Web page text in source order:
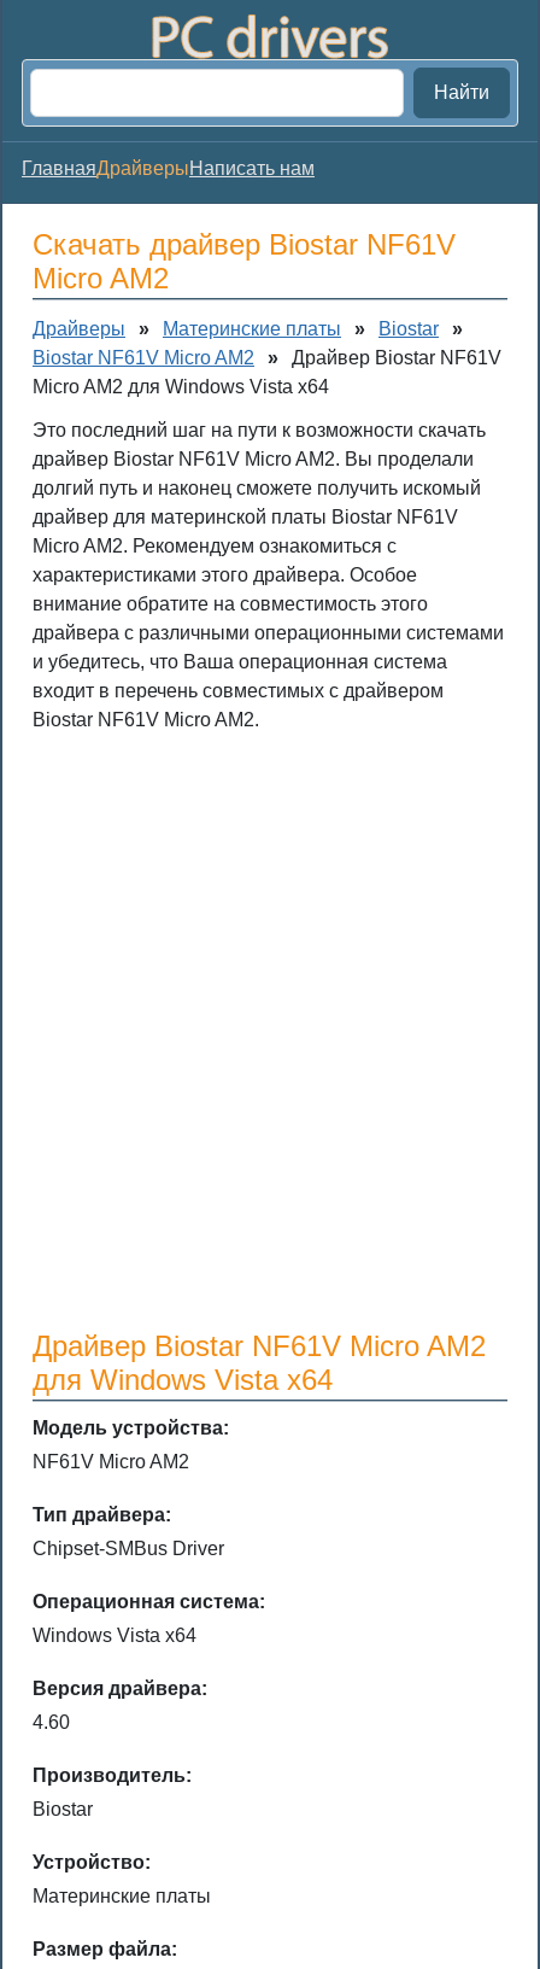
Найти
ГлавнаяДрайверыНаписать нам
Скачать драйвер Biostar NF61V
Micro AM2
Драйверы » Материнские платы » Biostar
»
Biostar NF61V Micro AM2
»
Драйвер Biostar NF61V
Micro AM2 для Windows Vista x64
Это последний шаг на пути к возможности скачать
драйвер Biostar NF61V Micro AM2. Вы проделали
долгий путь и наконец сможете получить искомый
драйвер для материнской платы Biostar NF61V
Micro AM2. Рекомендуем ознакомиться с
характеристиками этого драйвера. Особое
внимание обратите на совместимость этого
драйвера с различными операционными системами
и убедитесь, что Ваша операционная система
входит в перечень совместимых с драйвером
Biostar NF61V Micro AM2.
Драйвер Biostar NF61V Micro AM2
для Windows Vista x64
Модель устройства:
NF61V Micro AM2
Тип драйвера:
Chipset-SMBus Driver
Операционная система:
Windows Vista x64
Версия драйвера:
4.60
Производитель:
Biostar
Устройство:
Материнские платы
Размер файла: